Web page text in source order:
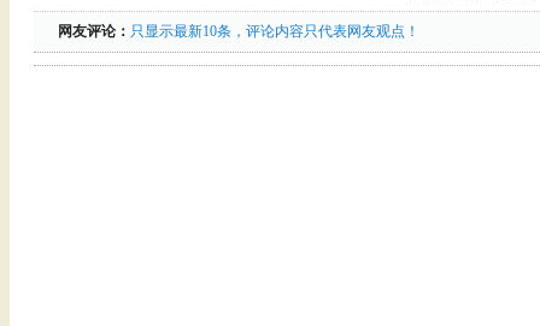
网友评论： 只显示最新10条，评论内容只代表网友观点！